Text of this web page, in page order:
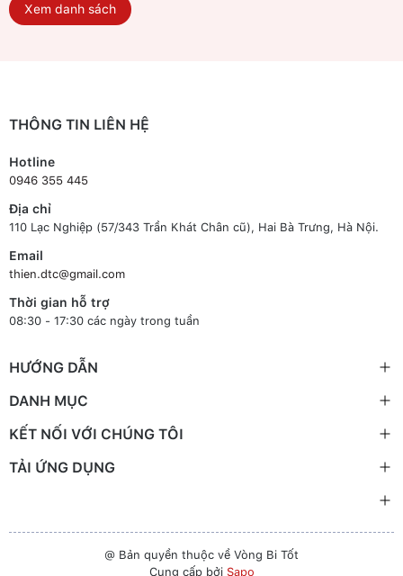
Xem danh sách
THÔNG TIN LIÊN HỆ
Hotline
0946 355 445
Địa chỉ
110 Lạc Nghiệp (57/343 Trần Khát Chân cũ), Hai Bà Trưng, Hà Nội.
Email
thien.dtc@gmail.com
Thời gian hỗ trợ
08:30 - 17:30 các ngày trong tuần
HƯỚNG DẪN
DANH MỤC
KẾT NỐI VỚI CHÚNG TÔI
TẢI ỨNG DỤNG
@ Bản quyền thuộc về Vòng Bi Tốt
Cung cấp bởi Sapo